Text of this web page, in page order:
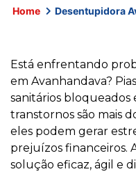
Home Desentupidora
Está enfrentando
em Avanhandava?
sanitários bloqueados
transtornos são mais
eles podem gerar
prejuízos financeiros.
solução eficaz, ágil e